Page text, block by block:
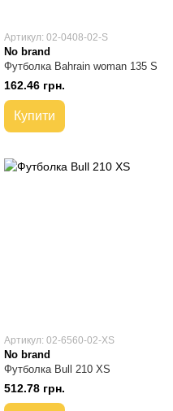
Артикул: 02-0408-02-S
No brand
Футболка Bahrain woman 135 S
162.46 грн.
Купити
Артикул: 02-6560-02-XS
No brand
Футболка Bull 210 XS
512.78 грн.